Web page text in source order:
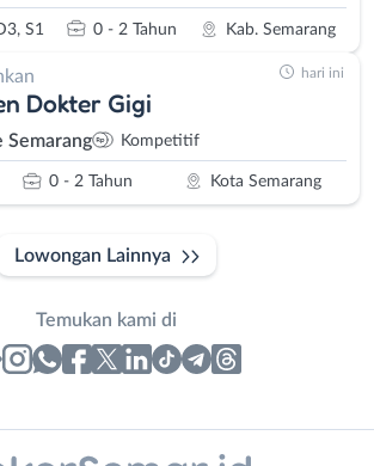
S1 0 - 2 Tahun Kab. Semarang
Dokter Gigi
Semarang Kompetitif
0 - 2 Tahun Kota Semarang
hari ini
Lowongan Lainnya
Temukan kami di